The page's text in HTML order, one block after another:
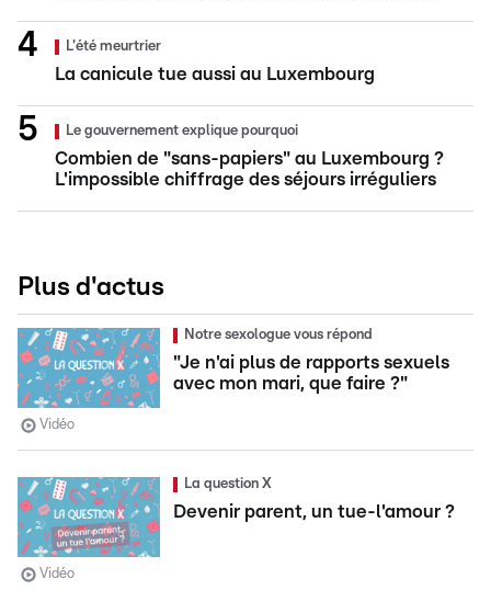
L'été meurtrier
La canicule tue aussi au Luxembourg
Le gouvernement explique pourquoi
Combien de "sans-papiers" au Luxembourg ?
L'impossible chiffrage des séjours irréguliers
Plus d'actus
Notre sexologue vous répond
"Je n'ai plus de rapports sexuels
avec mon mari, que faire ?"
Vidéo
La question X
Devenir parent, un tue-l'amour ?
Vidéo